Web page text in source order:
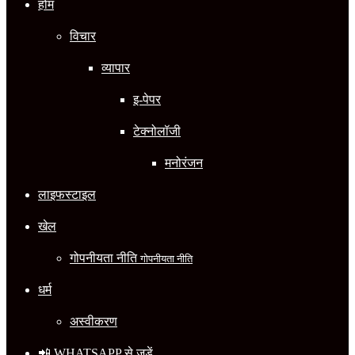
होम
विचार
व्यापार
इ-पेपर
टेक्नोलॉजी
मनोरंजन
लाइफस्टाइल
खेल
गोपनीयता नीतिगोपनीयता नीति
धर्म
अस्वीकरण